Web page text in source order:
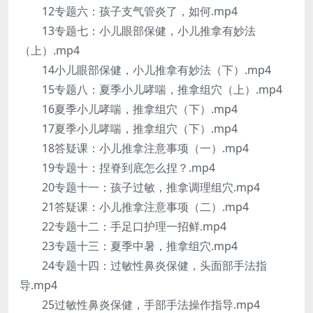
12专题六：孩子支气管炎了，如何.mp4
13专题七：小儿眼部保健，小儿推拿有妙法
（上）.mp4
14小儿眼部保健，小儿推拿有妙法（下）.mp4
15专题八：夏季小儿哮喘，推拿组穴（上）.mp4
16夏季小儿哮喘，推拿组穴（下）.mp4
17夏季小儿哮喘，推拿组穴（下）.mp4
18答疑课：小儿推拿注意事项（一）.mp4
19专题十：捏脊到底怎么捏？.mp4
20专题十一：孩子过敏，推拿调理组穴.mp4
21答疑课：小儿推拿注意事项（二）.mp4
22专题十二：手足口护理一招鲜.mp4
23专题十三：夏季中暑，推拿组穴.mp4
24专题十四：过敏性鼻炎保健，头面部手法指
导.mp4
25过敏性鼻炎保健，手部手法操作指导.mp4